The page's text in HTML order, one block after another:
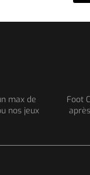
max de
nos jeux
Foot